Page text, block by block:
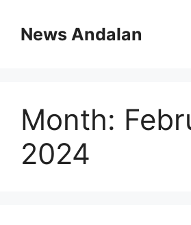
contentNews Andalan
Month:
2024